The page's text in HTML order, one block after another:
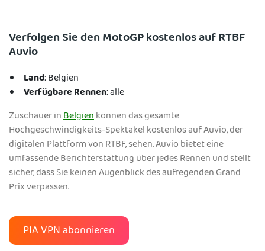
Verfolgen Sie den MotoGP kostenlos auf RTBF
Auvio
Land: Belgien
Verfügbare Rennen: alle
Zuschauer inBelgienkönnen das gesamte
Hochgeschwindigkeits-Spektakel kostenlos auf Auvio, der
digitalen Plattform von RTBF, sehen. Auvio bietet eine
umfassende Berichterstattung über jedes Rennen und stellt
sicher, dass Sie keinen Augenblick des aufregenden Grand
Prix verpassen.
PIA VPN abonnieren